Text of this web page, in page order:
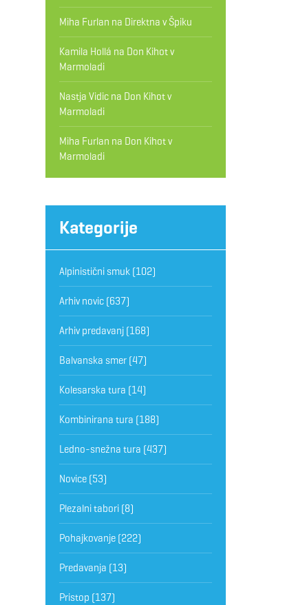
Miha Furlan na Direktna v Špiku
Kamila Hollá na Don Kihot v
Marmoladi
Nastja Vidicna Don Kihot v
Marmoladi
Miha Furlan na Don Kihot v
Marmoladi
Kategorije
Alpinistični smuk(102)
Arhiv novic(637)
Arhiv predavanj(168)
Balvanska smer(47)
Kolesarska tura (14)
Kombinirana tura (188)
Ledno-snežna tura (437)
Novice(53)
Plezalni tabori(8)
Pohajkovanje(222)
Predavanja (13)
Pristop (137)